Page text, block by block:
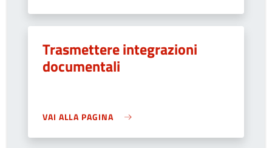
Trasmettere integrazioni
documentali
VAI ALLA PAGINA